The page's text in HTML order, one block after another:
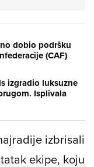
dobio podršku
(CAF)
izgradio luksuzne
Isplivala
izbrisali
ekipe, koju